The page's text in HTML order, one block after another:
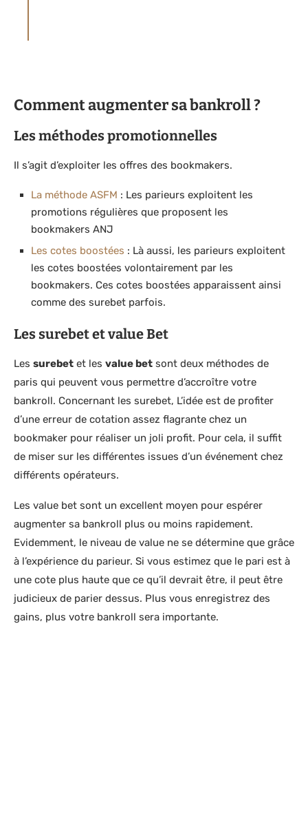
Comment augmenter sa bankroll ?
Les méthodes promotionnelles
Il s’agit d’exploiter les offres des bookmakers.
La méthode ASFM : Les parieurs exploitent les
promotions régulières que proposent les
bookmakers ANJ
Les cotes boostées : Là aussi, les parieurs exploitent
les cotes boostées volontairement par les
bookmakers. Ces cotes boostées apparaissent ainsi
comme des surebet parfois.
Les surebet et value Bet
Les surebet et les value bet sont deux méthodes de
paris qui peuvent vous permettre d’accroître votre
bankroll. Concernant les surebet, L’idée est de profiter
d’une erreur de cotation assez flagrante chez un
bookmaker pour réaliser un joli profit. Pour cela, il suffit
de miser sur les différentes issues d’un événement chez
différents opérateurs.
Les value bet sont un excellent moyen pour espérer
augmenter sa bankroll plus ou moins rapidement.
Evidemment, le niveau de value ne se détermine que grâce
à l’expérience du parieur. Si vous estimez que le pari est à
une cote plus haute que ce qu’il devrait être, il peut être
judicieux de parier dessus. Plus vous enregistrez des
gains, plus votre bankroll sera importante.